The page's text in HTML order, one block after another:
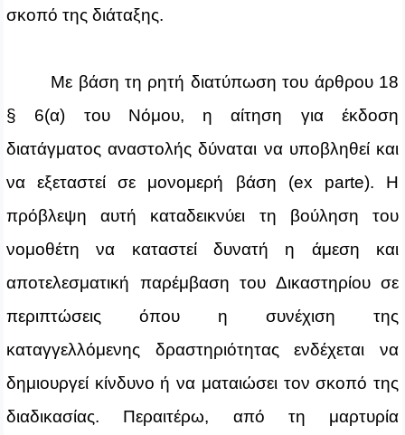
σκοπό της διάταξης.
Με βάση τη ρητή διατύπωση του άρθρου 18
§ 6(α) του Νόμου, η αίτηση για έκδοση
διατάγματος αναστολής δύναται να υποβληθεί και
να εξεταστεί σε μονομερή βάση (ex parte). Η
πρόβλεψη αυτή καταδεικνύει τη βούληση του
νομοθέτη να καταστεί δυνατή η άμεση και
αποτελεσματική παρέμβαση του Δικαστηρίου σε
περιπτώσεις όπου η συνέχιση της
καταγγελλόμενης δραστηριότητας ενδέχεται να
δημιουργεί κίνδυνο ή να ματαιώσει τον σκοπό της
διαδικασίας. Περαιτέρω, από τη μαρτυρία